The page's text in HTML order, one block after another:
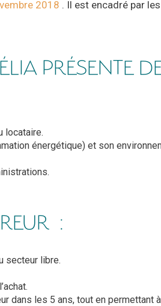
2018 . Il est encadré par les
PRÉSENTE
locataire.
énergétique) et son
:
secteur libre.
dans les 5 ans, tout en permettant